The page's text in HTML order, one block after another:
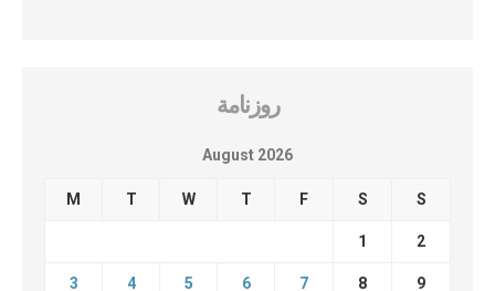
روزنامة
August 2026
M T W T F S S
1 2
3 4 5 6 7 8 9